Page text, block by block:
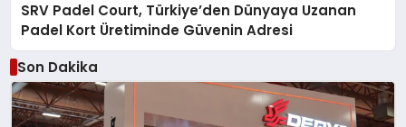
SRV Padel Court, Türkiye’den Dünyaya Uzanan
Padel Kort Üretiminde Güvenin Adresi
Son Dakika